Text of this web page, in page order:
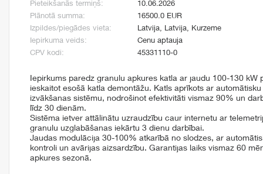
Pieteikšanās termiņš:
10.06.2026
Plānotā summa:
16500.0 EUR
Izpildes/piegādes vieta:
Latvija, Latvija, Kurzeme
Iepirkuma veids:
Cenu aptauja
CPV kodi:
45331110-0
Iepirkums paredz granulu apkures katla ar jaudu 100-130 kW
ieskaitot esošā katla demontāžu. Katls aprīkots ar
izvākšanas sistēmu, nodrošinot efektivitāti vismaz 90% un
līdz 30 dienām.
Sistēma ietver attālinātu uzraudzību caur internetu ar
granulu uzglabāšanas iekārtu 3 dienu darbībai.
Jaudas modulācija 30-100% atkarībā no slodzes, ar
kontroli un avārijas aizsardzību. Garantijas laiks vismaz 60
apkures sezonā.